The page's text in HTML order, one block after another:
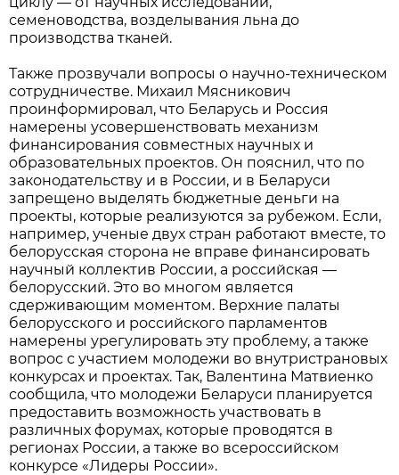
семеноводства, возделывания льна до
производства тканей.
Также прозвучали вопросы о научно-техническом
сотрудничестве. Михаил Мясникович
проинформировал, что Беларусь и Россия
намерены усовершенствовать механизм
финансирования совместных научных и
образовательных проектов. Он пояснил, что по
законодательству и в России, и в Беларуси
запрещено выделять бюджетные деньги на
проекты, которые реализуются за рубежом. Если,
например, ученые двух стран работают вместе, то
белорусская сторона не вправе финансировать
научный коллектив России, а российская —
белорусский. Это во многом является
сдерживающим моментом. Верхние палаты
белорусского и российского парламентов
намерены урегулировать эту проблему, а также
вопрос с участием молодежи во внутристрановых
конкурсах и проектах. Так, Валентина Матвиенко
сообщила, что молодежи Беларуси планируется
предоставить возможность участвовать в
различных форумах, которые проводятся в
регионах России, а также во всероссийском
конкурсе «Лидеры России».